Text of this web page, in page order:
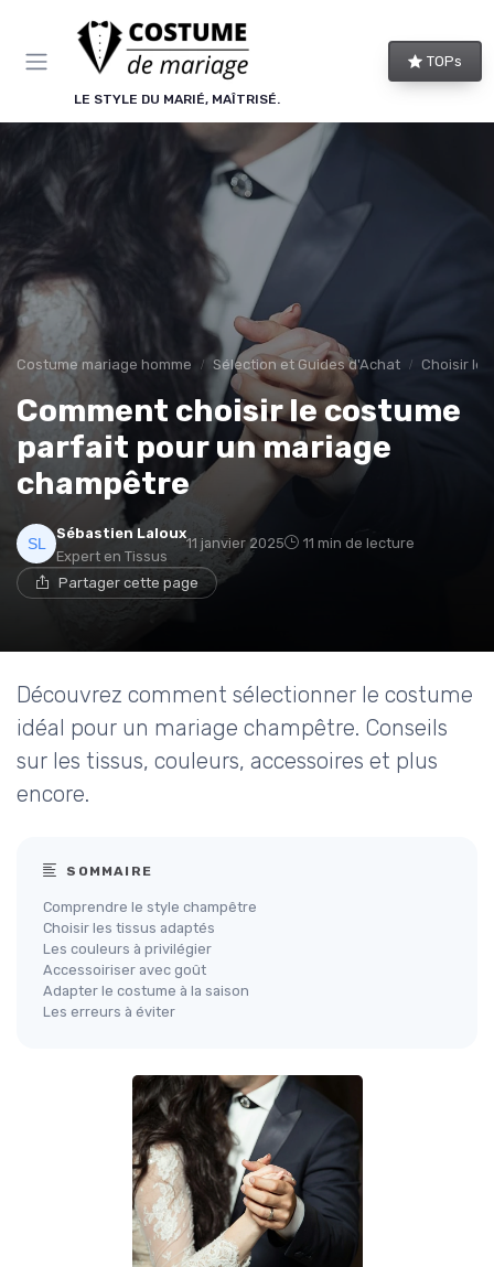
LE STYLE DU MARIÉ, MAÎTRISÉ.
TOPs
Costume mariage homme Sélection et Guides d'Achat Choisir le
Comment choisir le costume
parfait pour un mariage
champêtre
Sébastien Laloux
Expert en Tissus
11 janvier 2025 11 min de lecture
Partager cette page
Découvrez comment sélectionner le costume
idéal pour un mariage champêtre. Conseils
sur les tissus, couleurs, accessoires et plus
encore.
SOMMAIRE
Comprendre le style champêtre
Choisir les tissus adaptés
Les couleurs à privilégier
Accessoiriser avec goût
Adapter le costume à la saison
Les erreurs à éviter